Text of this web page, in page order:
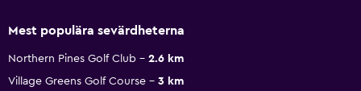
Mest populära sevärdheterna
Northern Pines Golf Club
2.6 km
Village Greens Golf Course
3 km